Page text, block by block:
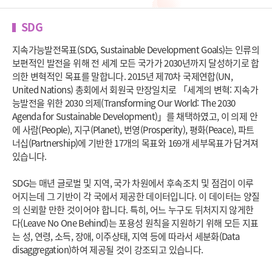
SDG
지속가능발전목표(SDG, Sustainable Development Goals)는 인류의
보편적인 발전을 위해 전 세계 모든 국가가 2030년까지 달성하기로 합
의한 변혁적인 목표를 말합니다. 2015년 제70차 국제연합(UN,
United Nations) 총회에서 회원국 만장일치로 「세계의 변혁: 지속가
능발전을 위한 2030 의제(Transforming Our World: The 2030
Agenda for Sustainable Development)」를 채택하였고, 이 의제 안
에 사람(People), 지구(Planet), 번영(Prosperity), 평화(Peace), 파트
너십(Partnership)에 기반한 17개의 목표와 169개 세부목표가 담겨져
있습니다.
SDG는 매년 글로벌 및 지역, 국가 차원에서 후속조치 및 점검이 이루
어지는데 그 기반이 각 국에서 제공한 데이터입니다. 이 데이터는 양질
의 신뢰할 만한 것이어야 합니다. 특히, 어느 누구도 뒤처지지 않게한
다(Leave No One Behind)는 포용성 원칙을 지원하기 위해 모든 지표
는 성, 연령, 소득, 장애, 이주상태, 지역 등에 따라서 세분화(Data
disaggregation)하여 제공될 것이 강조되고 있습니다.